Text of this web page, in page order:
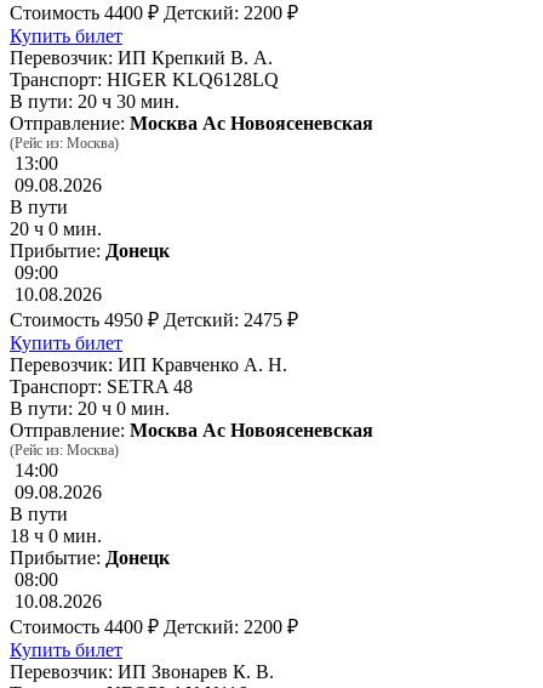
Стоимость 4400 ₽ Детский: 2200 ₽
Купить билет
Перевозчик: ИП Крепкий В. А.
Транспорт: HIGER KLQ6128LQ
В пути: 20 ч 30 мин.
Отправление: Москва Ас Новоясеневская
(Рейс из: Москва)
13:00
09.08.2026
В пути
20 ч 0 мин.
Прибытие: Донецк
09:00
10.08.2026
Стоимость 4950 ₽ Детский: 2475 ₽
Купить билет
Перевозчик: ИП Кравченко А. Н.
Транспорт: SETRA 48
В пути: 20 ч 0 мин.
Отправление: Москва Ас Новоясеневская
(Рейс из: Москва)
14:00
09.08.2026
В пути
18 ч 0 мин.
Прибытие: Донецк
08:00
10.08.2026
Стоимость 4400 ₽ Детский: 2200 ₽
Купить билет
Перевозчик: ИП Звонарев К. В.